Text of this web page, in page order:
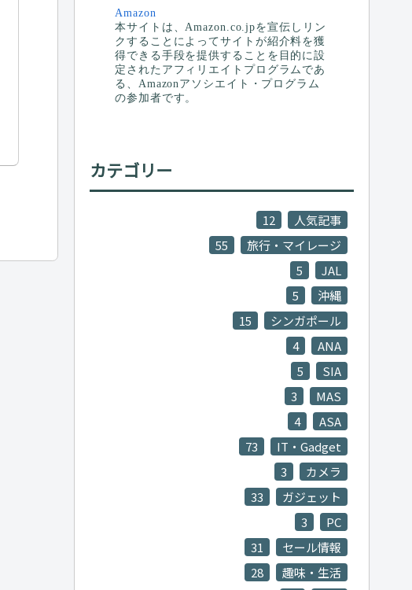
Amazon
本サイトは、Amazon.co.jpを宣伝しリン
クすることによってサイトが紹介料を獲
得できる手段を提供することを目的に設
定されたアフィリエイトプログラムであ
る、Amazonアソシエイト・プログラム
の参加者です。
カテゴリー
人気記事
12
旅行・マイレージ
55
JAL
5
沖縄
5
シンガポール
15
ANA
4
SIA
5
MAS
3
ASA
4
IT・Gadget
73
カメラ
3
ガジェット
33
PC
3
セール情報
31
趣味・生活
28